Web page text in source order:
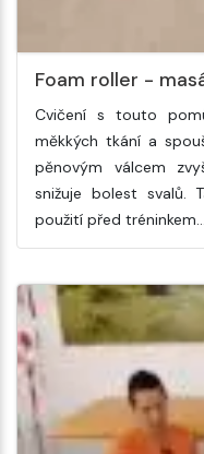
Foam roller -
Cvičení s touto
měkkých tkání a
pěnovým válcem
snižuje bolest svalů.
použití před tréninkem…